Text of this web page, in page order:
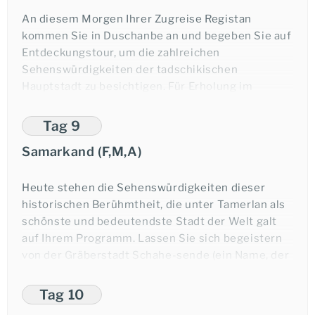
An diesem Morgen Ihrer Zugreise Registan
kommen Sie in Duschanbe an und begeben Sie auf
Entdeckungstour, um die zahlreichen
Sehenswürdigkeiten der tadschikischen
Hauptstadt zu besichtigen. Für Erholung im
der Stadt: Im idyllischen Rudaki-Park legen Sie
eine Pause ein. Am späten Nachmittag kehren Sie
zu Ihrem Sonderzug zurück und machen sich auf in
Übernachtung im Orient Silk Road Express.
Tag 9
Samarkand (F,M,A)
Heute stehen die Sehenswürdigkeiten dieser
historischen Berühmtheit, die unter Tamerlan als
schönste und bedeutendste Stadt der Welt galt
auf Ihrem Programm. Lassen Sie sich begeistern
von der Gräberstadt Schahe-sende (ein Name, der
Herrscher bedeutet), den Ausgrabungsstätten von
Afrosiab mit Museumsführung und dem Registan-
Tag 10
Ihre Reiseexpertin: Sophia Kirch
Telefonischer Kontakt